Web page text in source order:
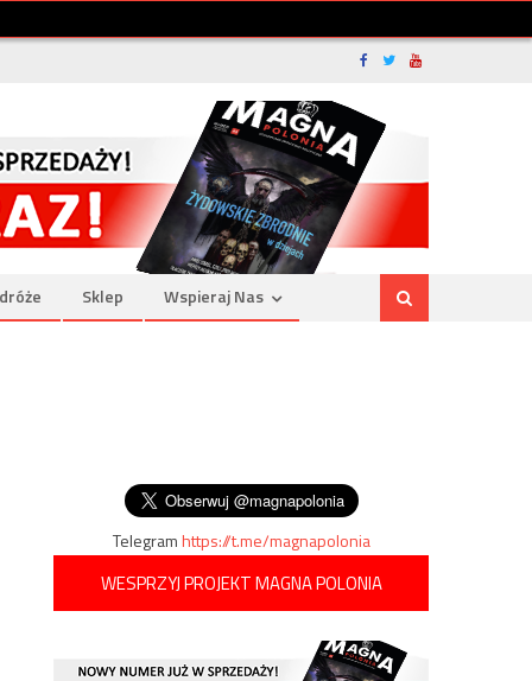
Sklep Wspieraj Nas
Telegramhttps://t.me/magnapolonia
WESPRZYJ PROJEKT MAGNA POLONIA